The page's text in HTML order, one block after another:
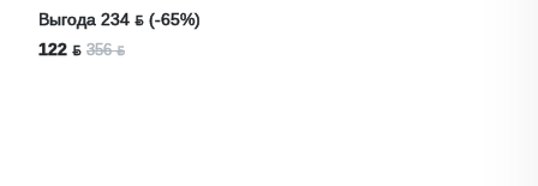
Выгода 234 ƃ (-65%)
122 ƃ 356 ƃ